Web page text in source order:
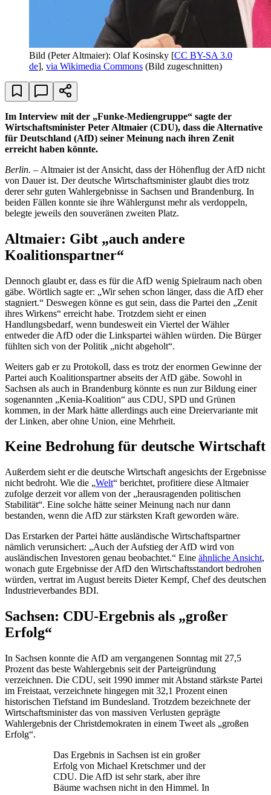
Bild (Peter Altmaier): Olaf Kosinsky [CC BY-SA 3.0
de], via Wikimedia Commons (Bild zugeschnitten)
Im Interview mit der „Funke-Mediengruppe“ sagte der
Wirtschaftsminister Peter Altmaier (CDU), dass die Alternative
für Deutschland (AfD) seiner Meinung nach ihren Zenit
erreicht haben könnte.
Berlin. – Altmaier ist der Ansicht, dass der Höhenflug der AfD nicht
von Dauer ist. Der deutsche Wirtschaftsminister glaubt dies trotz
derer sehr guten Wahlergebnisse in Sachsen und Brandenburg. In
beiden Fällen konnte sie ihre Wählergunst mehr als verdoppeln,
belegte jeweils den souveränen zweiten Platz.
Altmaier: Gibt „auch andere
Koalitionspartner“
Dennoch glaubt er, dass es für die AfD wenig Spielraum nach oben
gäbe. Wörtlich sagte er: „Wir sehen schon länger, dass die AfD eher
stagniert.“ Deswegen könne es gut sein, dass die Partei den „Zenit
ihres Wirkens“ erreicht habe. Trotzdem sieht er einen
Handlungsbedarf, wenn bundesweit ein Viertel der Wähler
entweder die AfD oder die Linkspartei wählen würden. Die Bürger
fühlten sich von der Politik „nicht abgeholt“.
Weiters gab er zu Protokoll, dass es trotz der enormen Gewinne der
Partei auch Koalitionspartner abseits der AfD gäbe. Sowohl in
Sachsen als auch in Brandenburg könnte es nun zur Bildung einer
sogenannten „Kenia-Koalition“ aus CDU, SPD und Grünen
kommen, in der Mark hätte allerdings auch eine Dreiervariante mit
der Linken, aber ohne Union, eine Mehrheit.
Keine Bedrohung für deutsche Wirtschaft
Außerdem sieht er die deutsche Wirtschaft angesichts der Ergebnisse
nicht bedroht. Wie die „Welt“ berichtet, profitiere diese Altmaier
zufolge derzeit vor allem von der „herausragenden politischen
Stabilität“. Eine solche hätte seiner Meinung nach nur dann
bestanden, wenn die AfD zur stärksten Kraft geworden wäre.
Das Erstarken der Partei hätte ausländische Wirtschaftspartner
nämlich verunsichert: „Auch der Aufstieg der AfD wird von
ausländischen Investoren genau beobachtet.“ Eine ähnliche Ansicht,
wonach gute Ergebnisse der AfD den Wirtschaftsstandort bedrohen
würden, vertrat im August bereits Dieter Kempf, Chef des deutschen
Industrieverbandes BDI.
Sachsen: CDU-Ergebnis als „großer
Erfolg“
In Sachsen konnte die AfD am vergangenen Sonntag mit 27,5
Prozent das beste Wahlergebnis seit der Parteigründung
verzeichnen. Die CDU, seit 1990 immer mit Abstand stärkste Partei
im Freistaat, verzeichnete hingegen mit 32,1 Prozent einen
historischen Tiefstand im Bundesland. Trotzdem bezeichnete der
Wirtschaftsminister das von massiven Verlusten geprägte
Wahlergebnis der Christdemokraten in einem Tweet als „großen
Erfolg“.
Das Ergebnis in Sachsen ist ein großer
Erfolg von Michael Kretschmer und der
CDU. Die AfD ist sehr stark, aber ihre
Bäume wachsen nicht in den Himmel. In